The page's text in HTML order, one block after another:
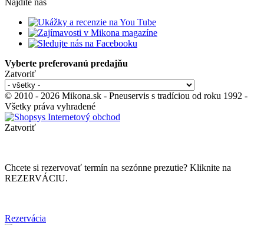
Vyberte preferovanú predajňu
Zatvoriť
© 2010 - 2026 Mikona.sk - Pneuservis s tradíciou od roku 1992 -
Všetky práva vyhradené
Zatvoriť
Chcete si rezervovať termín na sezónne prezutie? Kliknite na
REZERVÁCIU.
Rezervácia